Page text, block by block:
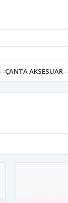
--ÇANTA AKSESUAR--